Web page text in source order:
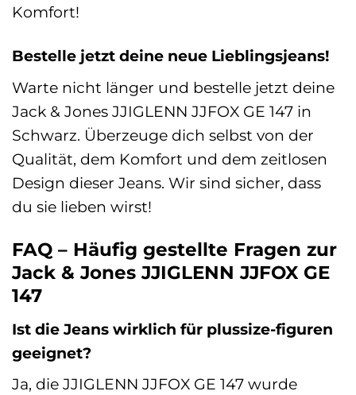
Komfort!
Bestelle jetzt deine neue Lieblingsjeans!
Warte nicht länger und bestelle jetzt deine
Jack & Jones JJIGLENN JJFOX GE 147 in
Schwarz. Überzeuge dich selbst von der
Qualität, dem Komfort und dem zeitlosen
Design dieser Jeans. Wir sind sicher, dass
du sie lieben wirst!
FAQ – Häufig gestellte Fragen zur
Jack & Jones JJIGLENN JJFOX GE
147
Ist die Jeans wirklich für plussize-figuren
geeignet?
Ja, die JJIGLENN JJFOX GE 147 wurde